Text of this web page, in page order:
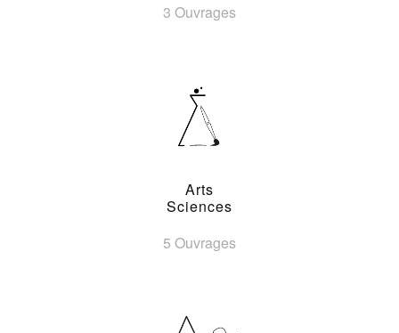
3 Ouvrages
Arts
Sciences
5 Ouvrages